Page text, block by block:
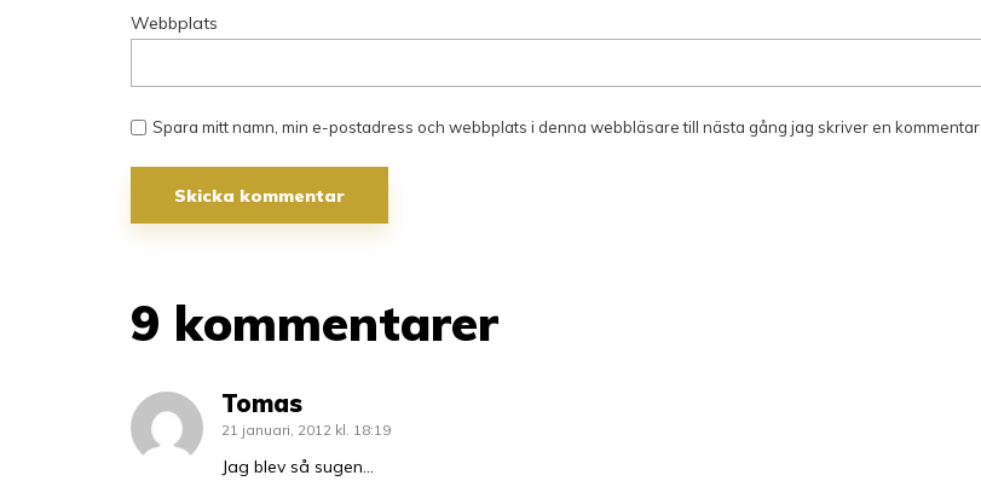
Webbplats
Spara mitt namn, min e-postadress och webbplats i denna webbläsare till nästa gång jag skriver en kommentar.
9 kommentarer
Tomas
21 januari, 2012 kl. 18:19
Jag blev så sugen…